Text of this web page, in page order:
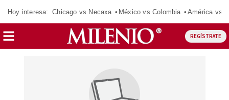
Hoy interesa: Chicago vs Necaxa México vs Colombia América vs
REGÍSTRATE